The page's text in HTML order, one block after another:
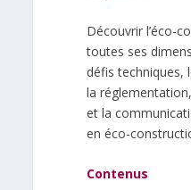
Découvrir l’éco-
toutes ses
défis techniques,
la
et la
enéco-
Contenus